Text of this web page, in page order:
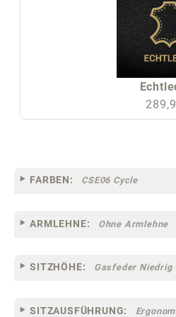
FARBEN: CSE06 Cycle
ARMLEHNE: Ohne Armlehne
SITZHÖHE: Gasfeder
SITZAUSFÜHRUNG: